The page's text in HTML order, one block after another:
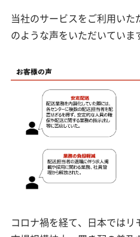
当社のサービスをご利用い
のような声をいただいていま
コロナ禍を経て、日本ではリ